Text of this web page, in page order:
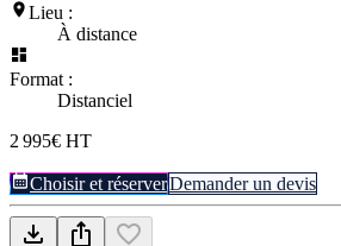
Lieu :
À distance
Format :
Distanciel
2 995€ HT
Choisir et réserverDemander un devis